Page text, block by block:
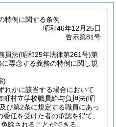
特例に関する条例
昭和46年12月25日
告示第81号
員法(昭和25年法律第261号)第
専念する義務の特例に関し規
)
れかに該当する場合において
町村立学校職員給与負担法(昭
び第2条に規定する職員にあっ
委任を受けた者の承認を得て、
除されることができる。